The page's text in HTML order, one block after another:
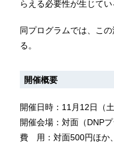
らえる必要性が生じて
同プログラムでは、こ
る。
開催概要
開催日時：11月12日（
開催会場：対面（DNP
費 用：対面500円ほか